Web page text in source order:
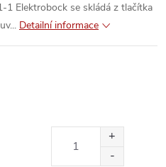
1 Elektrobock se skládá z tlačítka
Detailní informace